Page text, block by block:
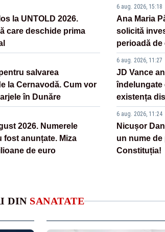
la UNTOLD 2026.
care deschide prima
salvarea
la Cernavodă. Cum vor
în Dunăre
2026. Numerele
fost anunțate. Miza
de euro
6 aug. 2026, 15:18
Ana Maria
solicită
perioadă de
6 aug. 2026, 11:27
JD Vance
îndelungate
existența
6 aug. 2026, 11:24
Nicușor
un nume
Constituția!
DIN SANATATE